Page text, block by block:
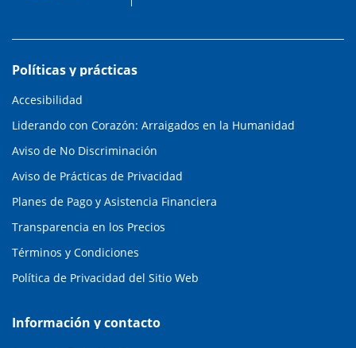
Políticas y prácticas
Accesibilidad
Liderando con Corazón: Arraigados en la Humanidad
Aviso de No Discriminación
Aviso de Prácticas de Privacidad
Planes de Pago y Asistencia Financiera
Transparencia en los Precios
Términos y Condiciones
Política de Privacidad del Sitio Web
Información y contacto